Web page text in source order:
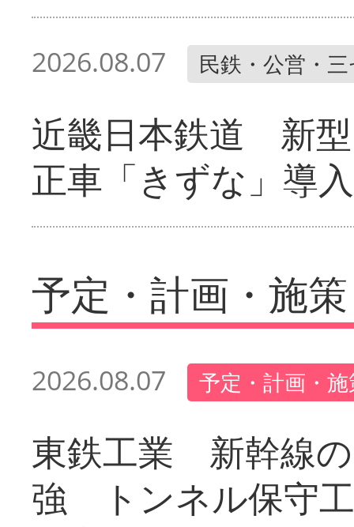
2026.08.07 民鉄・公営・
近畿日本鉄道 新
正車「きずな」導入
予定・計画・施策
2026.08.07 予定・計画・
東鉄工業 新幹線
強 トンネル保守